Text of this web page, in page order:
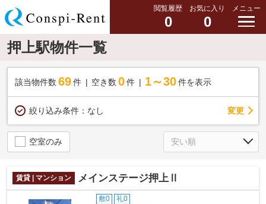
閲覧履歴
0
お気に入り
0
メニュー
押上駅物件一覧
該当物件数 69件 空き数 0 件 1～30 件を表示
絞り込み条件： なし 変更
空室のみ
賃貸 | マンション メインステージ押上Ⅱ
敷0 礼0